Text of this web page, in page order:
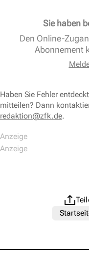
Sie haben
Den Online-
Abonnement
Haben Sie Fehler
mitteilen? Dann
redaktion@zfk.de.